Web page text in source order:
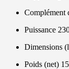
Complément
Puissance
Dimensions
Poids (net)